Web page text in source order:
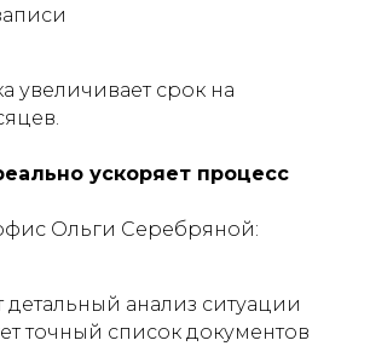
увеличивает срок на
ускоряет процесс
Ольги Серебряной:
детальный анализ ситуации
точный список документов